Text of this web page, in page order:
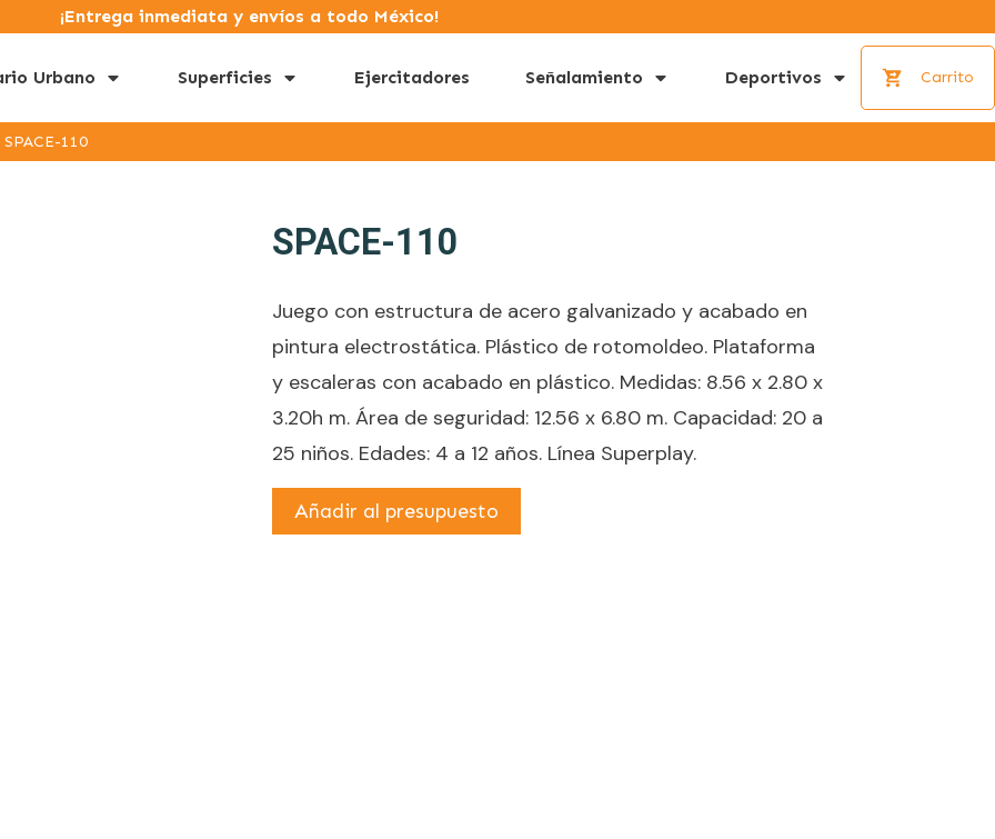
¡Entrega inmediata y envíos a todo México!
Urbano Superficies Ejercitadores Señalamiento Deportivos Carrito
SPACE-110
SPACE-110
Juego con estructura de acero galvanizado y acabado en
pintura electrostática. Plástico de rotomoldeo. Plataforma
y escaleras con acabado en plástico. Medidas: 8.56 x 2.80 x
3.20h m. Área de seguridad: 12.56 x 6.80 m. Capacidad: 20 a
25 niños. Edades: 4 a 12 años. Línea Superplay.
Añadir al presupuesto